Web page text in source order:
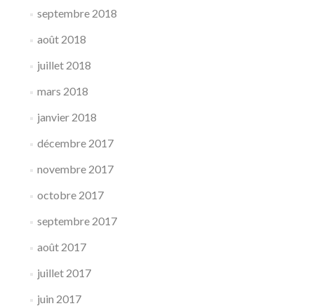
septembre 2018
août 2018
juillet 2018
mars 2018
janvier 2018
décembre 2017
novembre 2017
octobre 2017
septembre 2017
août 2017
juillet 2017
juin 2017